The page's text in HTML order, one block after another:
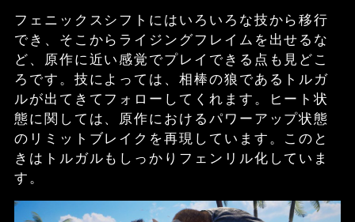
フェニックスシフトにはいろいろな技から移行
でき、そこからライジングフレイムを出せるな
ど、原作に近い感覚でプレイできる点も見どこ
ろです。技によっては、相棒の狼であるトルガ
ルが出てきてフォローしてくれます。ヒート状
態に関しては、原作におけるパワーアップ状態
のリミットブレイクを再現しています。このと
きはトルガルもしっかりフェンリル化していま
す。